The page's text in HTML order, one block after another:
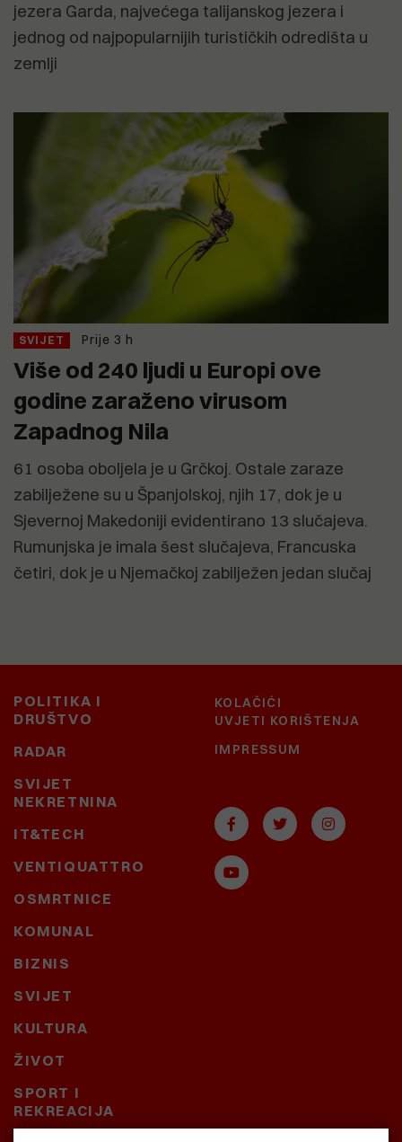
jezera Garda, najvećega talijanskog jezera i
jednog od najpopularnijih turističkih odredišta u
zemlji
SVIJET Prije 3 h
Više od 240 ljudi u Europi ove
godine zaraženo virusom
Zapadnog Nila
61 osoba oboljela je u Grčkoj. Ostale zaraze
zabilježene su u Španjolskoj, njih 17, dok je u
Sjevernoj Makedoniji evidentirano 13 slučajeva.
Rumunjska je imala šest slučajeva, Francuska
četiri, dok je u Njemačkoj zabilježen jedan slučaj
POLITIKA I
DRUŠTVO
RADAR
SVIJET
NEKRETNINA
IT&TECH
VENTIQUATTRO
OSMRTNICE
KOMUNAL
BIZNIS
SVIJET
KULTURA
ŽIVOT
SPORT I
REKREACIJA
KOLAČIĆI
UVJETI KORIŠTENJA
IMPRESSUM